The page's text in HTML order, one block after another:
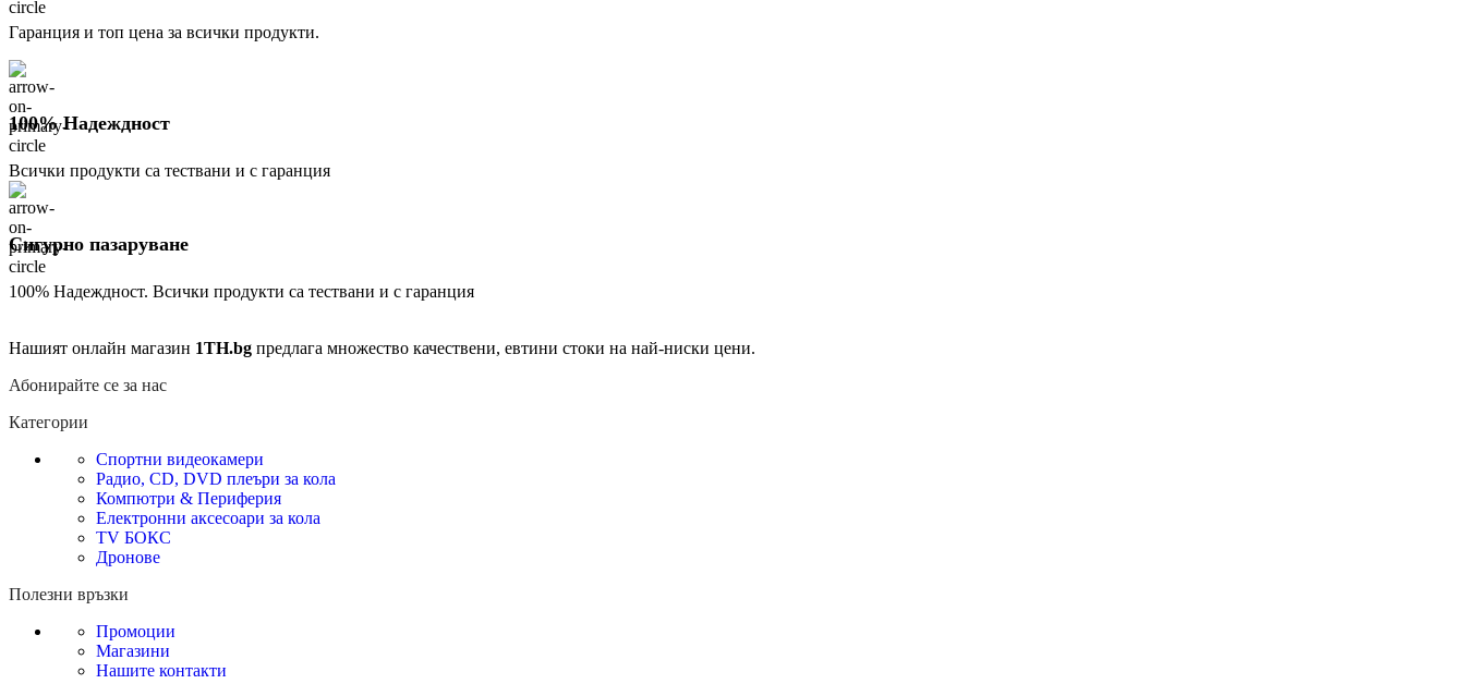
Гаранция и топ цена за всички продукти.
100% Надеждност
Всички продукти са тествани и с гаранция
Сигурно пазаруване
100% Надеждност. Всички продукти са тествани и с гаранция
Нашият онлайн магазин 1TH.bg предлага множество качествени, евтини стоки на най-ниски цени.
Абонирайте се за нас
Категории
Спортни видеокамери
Радио, CD, DVD плеъри за кола
Компютри & Периферия
Електронни аксесоари за кола
TV БОКС
Дронове
Полезни връзки
Промоции
Магазини
Нашите контакти